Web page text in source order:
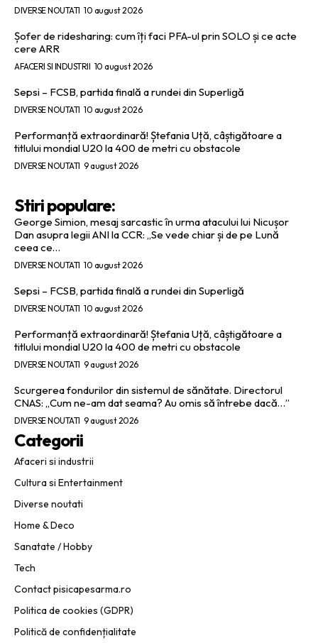
DIVERSE NOUTATI 10 august 2026
Șofer de ridesharing: cum îți faci PFA-ul prin SOLO și ce acte
cere ARR
AFACERI SI INDUSTRII 10 august 2026
Sepsi – FCSB, partida finală a rundei din Superligă
DIVERSE NOUTATI 10 august 2026
Performanță extraordinară! Ștefania Uță, câștigătoare a
titlului mondial U20 la 400 de metri cu obstacole
DIVERSE NOUTATI 9 august 2026
Stiri populare:
George Simion, mesaj sarcastic în urma atacului lui Nicușor
Dan asupra legii ANI la CCR: „Se vede chiar și de pe Lună
ceea ce…
DIVERSE NOUTATI 10 august 2026
Sepsi – FCSB, partida finală a rundei din Superligă
DIVERSE NOUTATI 10 august 2026
Performanță extraordinară! Ștefania Uță, câștigătoare a
titlului mondial U20 la 400 de metri cu obstacole
DIVERSE NOUTATI 9 august 2026
Scurgerea fondurilor din sistemul de sănătate. Directorul
CNAS: „Cum ne-am dat seama? Au omis să întrebe dacă…”
DIVERSE NOUTATI 9 august 2026
Categorii
Afaceri si industrii
Cultura si Entertainment
Diverse noutati
Home & Deco
Sanatate / Hobby
Tech
Contact pisicapesarma.ro
Politica de cookies (GDPR)
Politică de confidențialitate